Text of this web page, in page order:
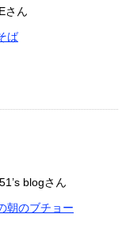
さん
ば
blogさん
朝のブチョー